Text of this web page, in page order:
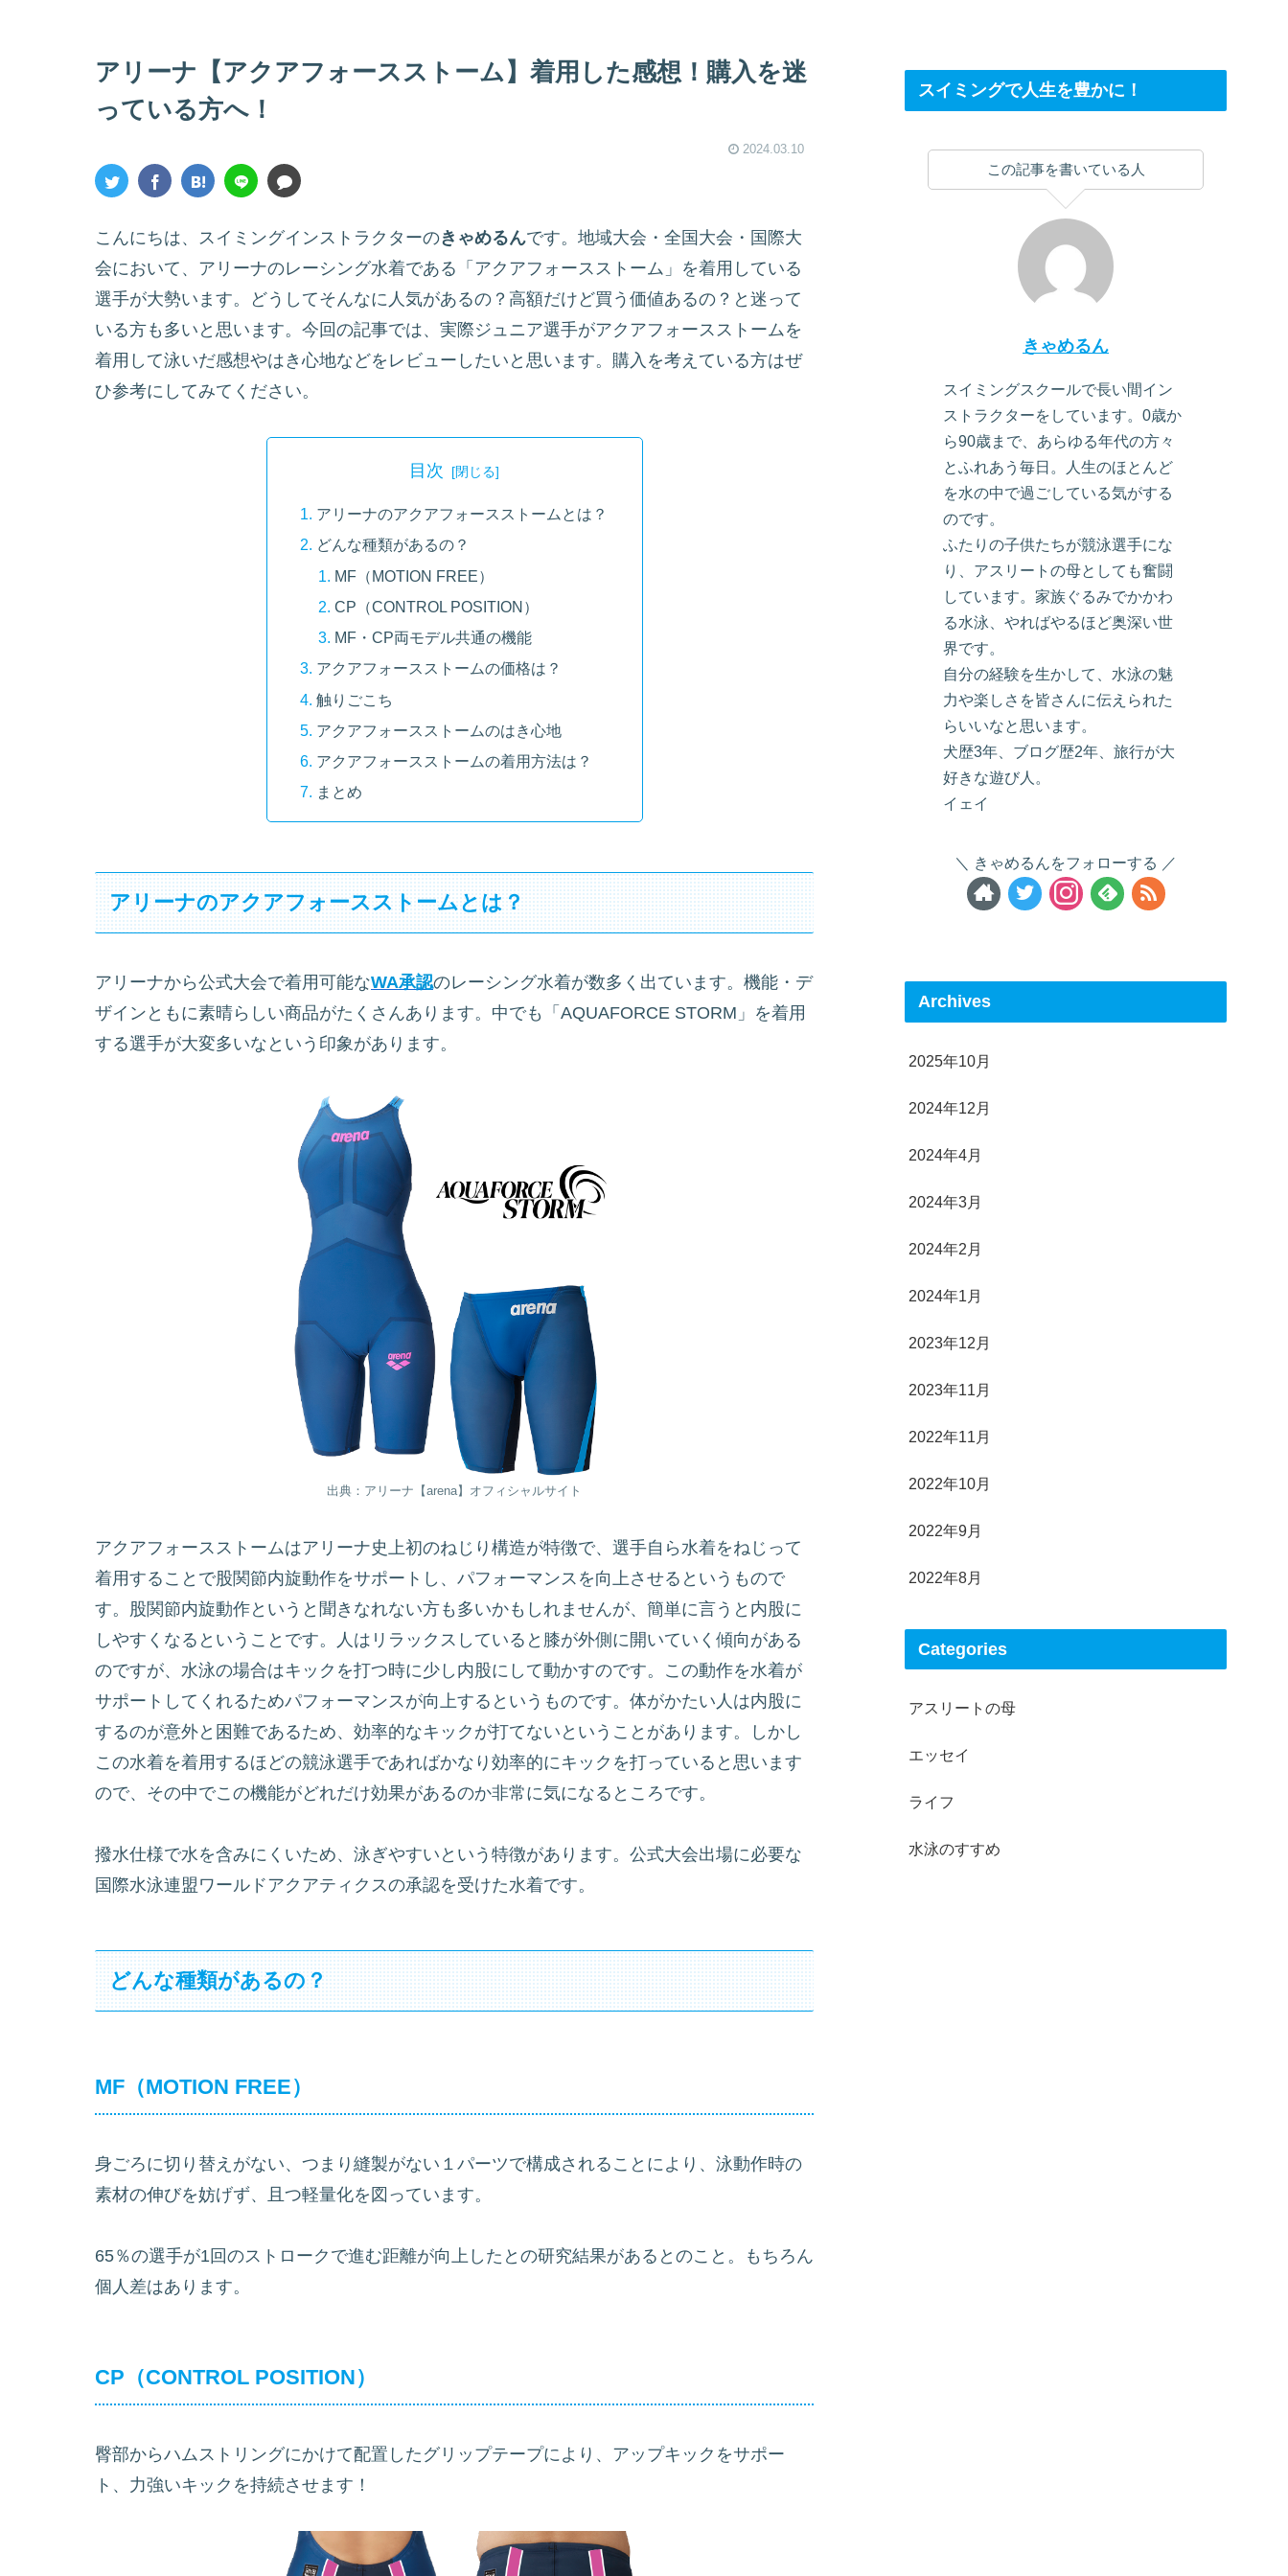
アリーナ【アクアフォースストーム】着用した感想！購入を迷
っている方へ！
2024.03.10
こんにちは、スイミングインストラクターのきゃめるんです。地域大会・全国大会・国際大
会において、アリーナのレーシング水着である「アクアフォースストーム」を着用している
選手が大勢います。どうしてそんなに人気があるの？高額だけど買う価値あるの？と迷って
いる方も多いと思います。今回の記事では、実際ジュニア選手がアクアフォースストームを
着用して泳いだ感想やはき心地などをレビューしたいと思います。購入を考えている方はぜ
ひ参考にしてみてください。
目次
アリーナのアクアフォースストームとは？
どんな種類があるの？
MF（MOTION FREE）
CP（CONTROL POSITION）
MF・CP両モデル共通の機能
アクアフォースストームの価格は？
触りごこち
アクアフォースストームのはき心地
アクアフォースストームの着用方法は？
まとめ
アリーナのアクアフォースストームとは？
アリーナから公式大会で着用可能なWA承認のレーシング水着が数多く出ています。機能・デ
ザインともに素晴らしい商品がたくさんあります。中でも「AQUAFORCE STORM」を着用
する選手が大変多いなという印象があります。
出典：アリーナ【arena】オフィシャルサイト
アクアフォースストームはアリーナ史上初のねじり構造が特徴で、選手自ら水着をねじって
着用することで股関節内旋動作をサポートし、パフォーマンスを向上させるというもので
す。股関節内旋動作というと聞きなれない方も多いかもしれませんが、簡単に言うと内股に
しやすくなるということです。人はリラックスしていると膝が外側に開いていく傾向がある
のですが、水泳の場合はキックを打つ時に少し内股にして動かすのです。この動作を水着が
サポートしてくれるためパフォーマンスが向上するというものです。体がかたい人は内股に
するのが意外と困難であるため、効率的なキックが打てないということがあります。しかし
この水着を着用するほどの競泳選手であればかなり効率的にキックを打っていると思います
ので、その中でこの機能がどれだけ効果があるのか非常に気になるところです。
撥水仕様で水を含みにくいため、泳ぎやすいという特徴があります。公式大会出場に必要な
国際水泳連盟ワールドアクアティクスの承認を受けた水着です。
どんな種類があるの？
MF（MOTION FREE）
身ごろに切り替えがない、つまり縫製がない１パーツで構成されることにより、泳動作時の
素材の伸びを妨げず、且つ軽量化を図っています。
65％の選手が1回のストロークで進む距離が向上したとの研究結果があるとのこと。もちろん
個人差はあります。
CP（CONTROL POSITION）
臀部からハムストリングにかけて配置したグリップテープにより、アップキックをサポー
ト、力強いキックを持続させます！
スイミングで人生を豊かに！
この記事を書いている人
きゃめるん
スイミングスクールで長い間イン
ストラクターをしています。0歳か
ら90歳まで、あらゆる年代の方々
とふれあう毎日。人生のほとんど
を水の中で過ごしている気がする
のです。
ふたりの子供たちが競泳選手にな
り、アスリートの母としても奮闘
しています。家族ぐるみでかかわ
る水泳、やればやるほど奥深い世
界です。
自分の経験を生かして、水泳の魅
力や楽しさを皆さんに伝えられた
らいいなと思います。
犬歴3年、ブログ歴2年、旅行が大
好きな遊び人。
イェイ
きゃめるんをフォローする
Archives
2025年10月
2024年12月
2024年4月
2024年3月
2024年2月
2024年1月
2023年12月
2023年11月
2022年11月
2022年10月
2022年9月
2022年8月
Categories
アスリートの母
エッセイ
ライフ
水泳のすすめ